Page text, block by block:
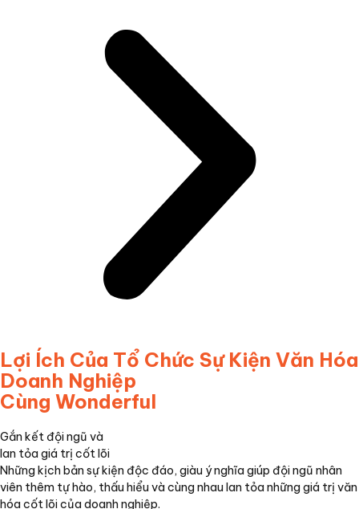
Lợi Ích Của Tổ Chức Sự Kiện Văn Hóa
Doanh Nghiệp
Cùng Wonderful
Gắn kết đội ngũ và
lan tỏa giá trị cốt lõi
Những kịch bản sự kiện độc đáo, giàu ý nghĩa giúp đội ngũ nhân
viên thêm tự hào, thấu hiểu và cùng nhau lan tỏa những giá trị văn
hóa cốt lõi của doanh nghiệp.